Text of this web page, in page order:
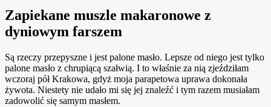
Zapiekane muszle makaronowe z
dyniowym farszem
Są rzeczy przepyszne i jest palone masło. Lepsze od niego jest tylko
palone masło z chrupiącą szałwią. I to właśnie za nią zjeździłam
wczoraj pół Krakowa, gdyż moja parapetowa uprawa dokonała
żywota. Niestety nie udało mi się jej znaleźć i tym razem musiałam
zadowolić się samym masłem.